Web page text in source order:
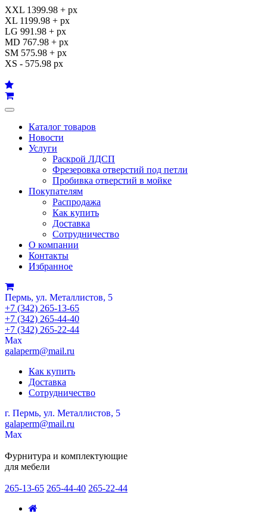
XXL 1399.98 + px
XL 1199.98 + px
LG 991.98 + px
MD 767.98 + px
SM 575.98 + px
XS - 575.98 px
Каталог товаров
Новости
Услуги
Раскрой ЛДСП
Фрезеровка отверстий под петли
Пробивка отверстий в мойке
Покупателям
Распродажа
Как купить
Доставка
Сотрудничество
О компании
Контакты
Избранное
Пермь, ул. Металлистов, 5
+7 (342) 265-13-65
+7 (342) 265-44-40
+7 (342) 265-22-44
Мах
galaperm@mail.ru
Как купить
Доставка
Сотрудничество
г. Пермь, ул. Металлистов, 5
galaperm@mail.ru
Мах
Фурнитура и комплектующие
для мебели
265-13-65 265-44-40 265-22-44